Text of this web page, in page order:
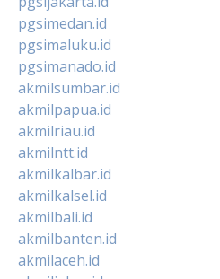
pgsimedan.id
pgsimaluku.id
pgsimanado.id
akmilsumbar.id
akmilpapua.id
akmilriau.id
akmilntt.id
akmilkalbar.id
akmilkalsel.id
akmilbali.id
akmilbanten.id
akmilaceh.id